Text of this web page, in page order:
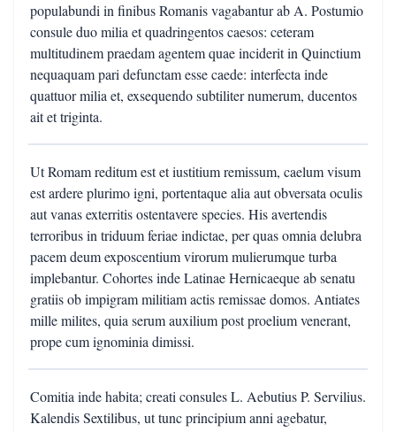
populabundi in finibus Romanis vagabantur ab A. Postumio
consule duo milia et quadringentos caesos: ceteram
multitudinem praedam agentem quae inciderit in Quinctium
nequaquam pari defunctam esse caede: interfecta inde
quattuor milia et, exsequendo subtiliter numerum, ducentos
ait et triginta.
Ut Romam reditum est et iustitium remissum, caelum visum
est ardere plurimo igni, portentaque alia aut obversata oculis
aut vanas exterritis ostentavere species. His avertendis
terroribus in triduum feriae indictae, per quas omnia delubra
pacem deum exposcentium virorum mulierumque turba
implebantur. Cohortes inde Latinae Hernicaeque ab senatu
gratiis ob impigram militiam actis remissae domos. Antiates
mille milites, quia serum auxilium post proelium venerant,
prope cum ignominia dimissi.
Comitia inde habita; creati consules L. Aebutius P. Servilius.
Kalendis Sextilibus, ut tunc principium anni agebatur,